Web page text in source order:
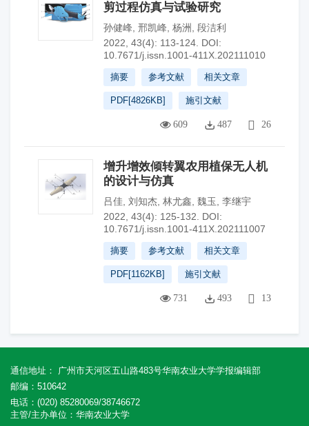
剪过程仿真与试验研究
孙健峰 邢凯峰 杨洲
段洁利
2022, 43(4): 113-124. DOI:
10.7671/j.issn.1001-411X.202111010
摘要 参考文献 相关文章
PDF[4826KB] 施引文献
609 487 26
增升增效倾转翼农用植保无人机
的设计与仿真
吕佳 刘知杰 林尤鑫 魏玉
李继宇
2022, 43(4): 125-132.
DOI:
10.7671/j.issn.1001-411X.202111007
摘要 参考文献 相关文章
PDF[1162KB] 施引文献
731 493 13
通信地址： 广州市天河区五山路483号华南农业大学学报编辑部
邮编：510642
电话：(020) 85280069/38746672
主管/主办单位：华南农业大学